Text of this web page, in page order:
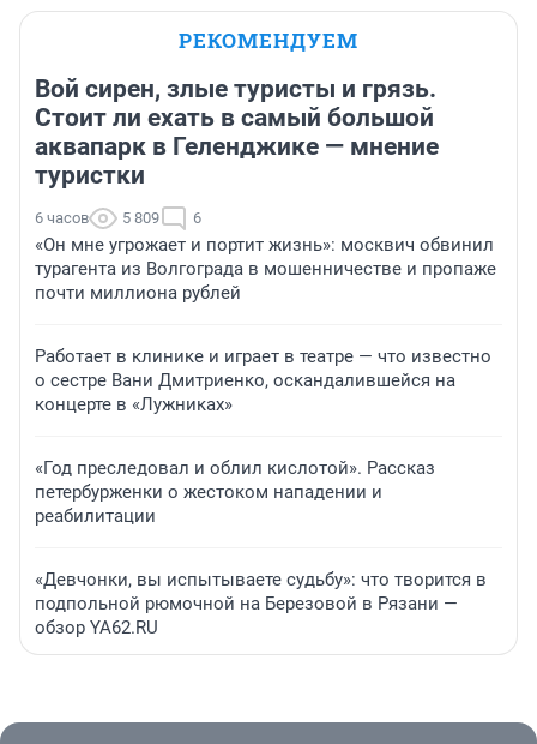
РЕКОМЕНДУЕМ
Вой сирен, злые туристы и грязь.
Стоит ли ехать в самый большой
аквапарк в Геленджике — мнение
туристки
6 часов 5 809 6
«Он мне угрожает и портит жизнь»: москвич обвинил
турагента из Волгограда в мошенничестве и пропаже
почти миллиона рублей
Работает в клинике и играет в театре — что известно
о сестре Вани Дмитриенко, оскандалившейся на
концерте в «Лужниках»
«Год преследовал и облил кислотой». Рассказ
петербурженки о жестоком нападении и
реабилитации
«Девчонки, вы испытываете судьбу»: что творится в
подпольной рюмочной на Березовой в Рязани —
обзор YA62.RU